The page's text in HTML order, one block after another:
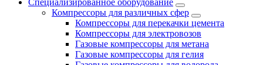
Компрессоры для различных сфер
Компрессоры для перекачки цемента
Компрессоры для электровозов
Газовые компрессоры для метана
Газовые компрессоры для гелия